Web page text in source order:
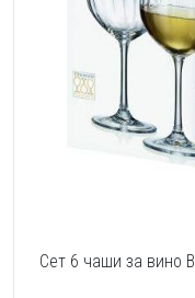
Сет 6 чаши за вино